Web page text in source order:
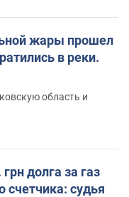
жары прошел
в реки.
область и
долга за газ
счетчика: судья